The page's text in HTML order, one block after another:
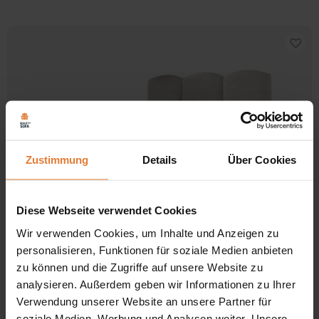
Zustimmung Details Über Cookies
Diese Webseite verwendet Cookies
Wir verwenden Cookies, um Inhalte und Anzeigen zu
personalisieren, Funktionen für soziale Medien anbieten
zu können und die Zugriffe auf unsere Website zu
analysieren. Außerdem geben wir Informationen zu Ihrer
Verwendung unserer Website an unsere Partner für
werden
Stoff
Doppelbett mit Bettkasten und Rahmen BERO
799,00€ –949,00€ Preisspanne:
799,00 €